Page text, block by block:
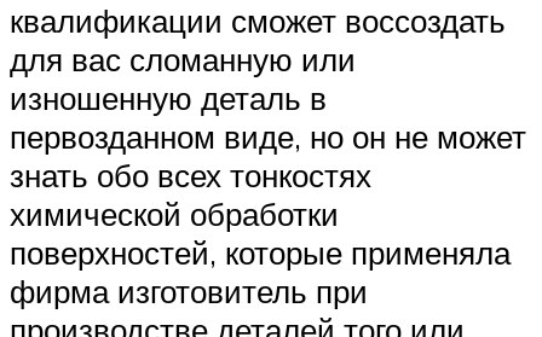
квалификации сможет воссоздать
для вас сломанную или
изношенную деталь в
первозданном виде, но он не может
знать обо всех тонкостях
химической обработки
поверхностей, которые применяла
фирма изготовитель при